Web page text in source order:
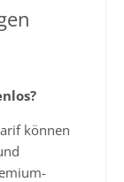
können